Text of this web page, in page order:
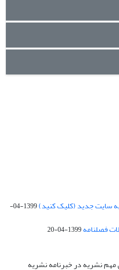
سایت جدید (کلیک کنید)
1399-04-
فصلنامه1399-04-20
مهم نشریه در خبرنامه نشریه